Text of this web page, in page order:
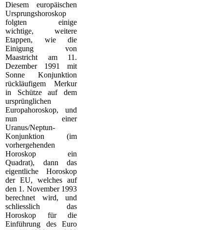
Diesem europäischen
Ursprungshoroskop
folgten einige
wichtige, weitere
Etappen, wie die
Einigung von
Maastricht am 11.
Dezember 1991 mit
Sonne Konjunktion
rückläufigem Merkur
in Schütze auf dem
ursprünglichen
Europahoroskop, und
nun einer
Uranus/Neptun-
Konjunktion (im
vorhergehenden
Horoskop ein
Quadrat), dann das
eigentliche Horoskop
der EU, welches auf
den 1. November 1993
berechnet wird, und
schliesslich das
Horoskop für die
Einführung des Euro